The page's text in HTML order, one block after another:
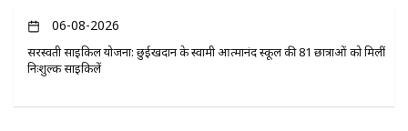
06-08-2026
सरस्वती साइकिल योजना: छुईखदान के स्वामी आत्मानंद स्कूल की 81 छात्राओं को मिलीं
निःशुल्क साइकिलें